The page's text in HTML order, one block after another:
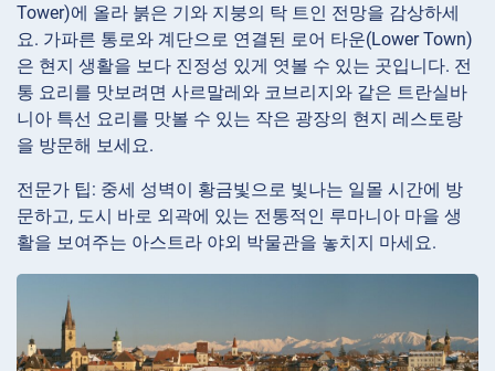
Tower)에 올라 붉은 기와 지붕의 탁 트인 전망을 감상하세
요. 가파른 통로와 계단으로 연결된 로어 타운(Lower Town)
은 현지 생활을 보다 진정성 있게 엿볼 수 있는 곳입니다. 전
통 요리를 맛보려면 사르말레와 코브리지와 같은 트란실바
니아 특선 요리를 맛볼 수 있는 작은 광장의 현지 레스토랑
을 방문해 보세요.
전문가 팁: 중세 성벽이 황금빛으로 빛나는 일몰 시간에 방
문하고, 도시 바로 외곽에 있는 전통적인 루마니아 마을 생
활을 보여주는 아스트라 야외 박물관을 놓치지 마세요.